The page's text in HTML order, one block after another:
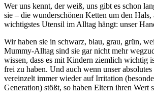
Wer uns kennt, der weiß, uns gibt es schon
sie – die wunderschönen Ketten um den Hals,
wichtigstes Utensil im Alltag hängt: unser
Wir haben sie in schwarz, blau, grau, grün,
Mummy-Alltag sind sie gar nicht mehr
wissen, dass es mit Kindern ziemlich wichtig
frei zu haben. Und auch wenn unser
vereinzelt immer wieder auf Irritation
Generation) stößt, so haben Eltern ihren Wert